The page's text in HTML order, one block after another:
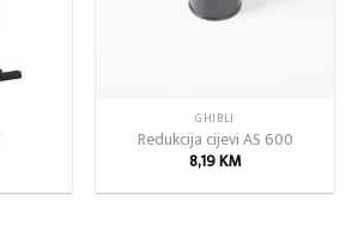
GHIBLI
Redukcija cijevi AS 600
8,19KM